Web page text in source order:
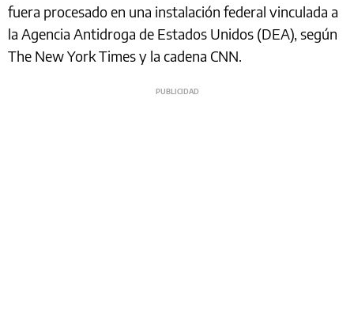
fuera procesado en una instalación federal vinculada a
la Agencia Antidroga de Estados Unidos (DEA), según
The New York Times y la cadena CNN.